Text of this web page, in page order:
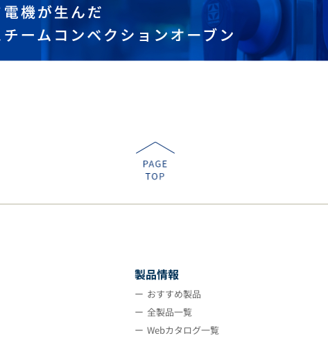
製品情報
おすすめ製品
全製品一覧
Webカタログ一覧